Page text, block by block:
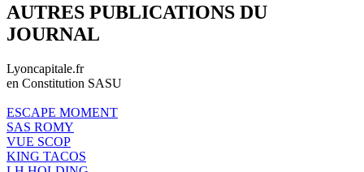
AUTRES PUBLICATIONS DU
JOURNAL
Lyoncapitale.fr
en Constitution SASU
ESCAPE MOMENT
SAS ROMY
VUE SCOP
KING TACOS